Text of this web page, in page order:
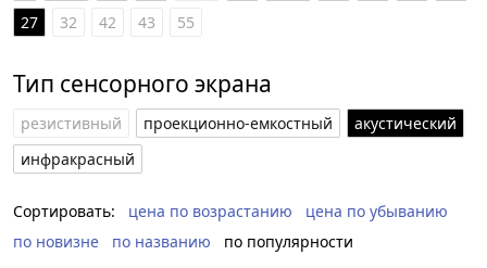
27
32 42 43 55
Тип сенсорного экрана
резистивный проекционно-емкостный
акустический
инфракрасный
Сортировать: цена по возрастанию
цена по убыванию
по новизне
по названию по популярности